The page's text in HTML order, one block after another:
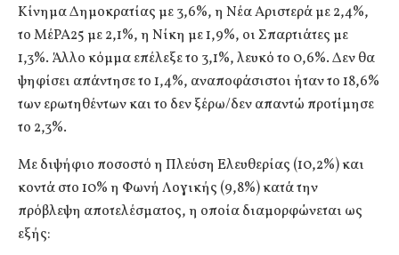
Κίνημα Δημοκρατίας με 3,6%, η Νέα Αριστερά με 2,4%,
το ΜέΡΑ25 με 2,1%, η Νίκη με 1,9%, οι Σπαρτιάτες με
1,3%. Άλλο κόμμα επέλεξε το 3,1%, λευκό το 0,6%. Δεν θα
ψηφίσει απάντησε το 1,4%, αναποφάσιστοι ήταν το 18,6%
των ερωτηθέντων και το δεν ξέρω/δεν απαντώ προτίμησε
το 2,3%.
Με διψήφιο ποσοστό η Πλεύση Ελευθερίας (10,2%) και
κοντά στο 10% η Φωνή Λογικής (9,8%) κατά την
πρόβλεψη αποτελέσματος, η οποία διαμορφώνεται ως
εξής: